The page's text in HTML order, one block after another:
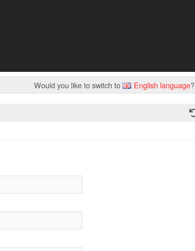
Would you like to switch to English language?